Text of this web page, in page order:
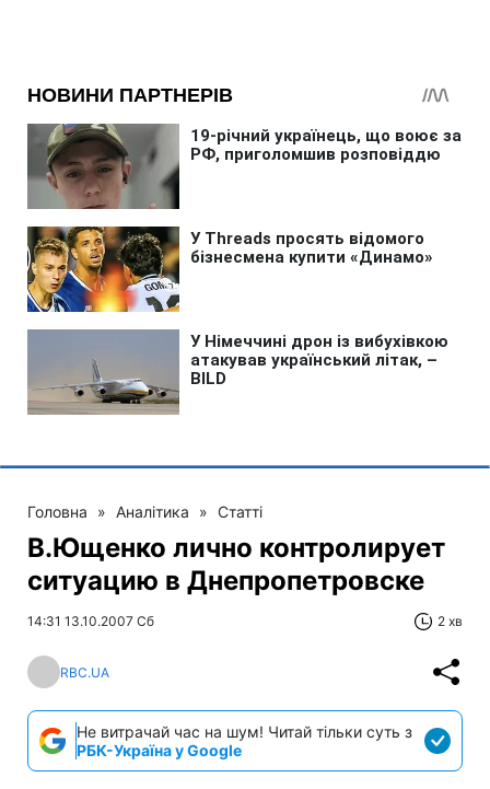
Головна » Аналітика » Статті
В.Ющенко лично контролирует
ситуацию в Днепропетровске
14:31 13.10.2007 Сб 2 хв
RBC.UA
Не витрачай час на шум! Читай тільки суть з
РБК-Україна у Google